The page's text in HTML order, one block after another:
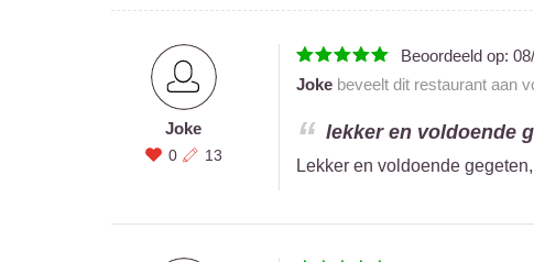
Joke
0 13
Beoordeeld op:
Jokebeveelt dit restaurant aan
lekker en voldoende
Lekker en voldoende